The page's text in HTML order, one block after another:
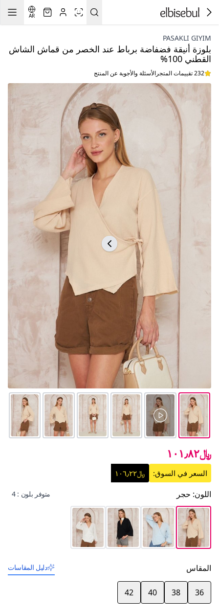
AR
PASAKLI GIYIM
بلوزة أنيقة فضفاضة برباط عند الخصر من قماش الشاش
القطني 100%
232 تقييمات المتجر الأسئلة والأجوبة عن المنتج
﷼١٠١٫٨٢
السعر في السوق: ﷼١٠٦٫٢٢
اللون: حجر متوفر بلون : 4
المقاس دليل المقاسات
36
38
40
42